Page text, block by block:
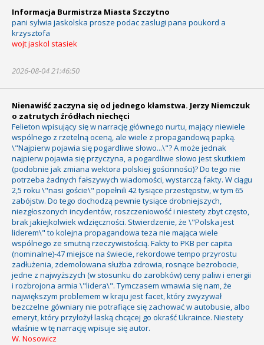
Informacja Burmistrza Miasta Szczytno
pani sylwia jaskolska prosze podac zaslugi pana poukord a
krzysztofa
wojt jaskol stasiek
2026-08-04 21:46:50
Nienawiść zaczyna się od jednego kłamstwa. Jerzy Niemczuk
o zatrutych źródłach niechęci
Felieton wpisujący się w narrację głównego nurtu, mający niewiele
wspólnego z rzetelną oceną, ale wiele z propagandową papką.
\"Najpierw pojawia się pogardliwe słowo...\"? A może jednak
najpierw pojawia się przyczyna, a pogardliwe słowo jest skutkiem
(podobnie jak zmiana wektora polskiej gościnności)? Do tego nie
potrzeba żadnych fałszywych wiadomości, wystarczą fakty. W ciągu
2,5 roku \"nasi goście\" popełnili 42 tysiące przestępstw, w tym 65
zabójstw. Do tego dochodzą pewnie tysiące drobniejszych,
niezgłoszonych incydentów, roszczeniowość i niestety zbyt często,
brak jakiejkolwiek wdzięczności. Stwierdzenie, że \"Polska jest
liderem\" to kolejna propagandowa teza nie mająca wiele
wspólnego ze smutną rzeczywistością. Fakty to PKB per capita
(nominalne)-47 miejsce na świecie, rekordowe tempo przyrostu
zadłużenia, zdemolowana służba zdrowia, rosnące bezrobocie,
jedne z najwyższych (w stosunku do zarobków) ceny paliw i energii
i rozbrojona armia \"lidera\". Tymczasem wmawia się nam, że
największym problemem w kraju jest facet, który zwyzywał
bezczelne gówniary nie potrafiące się zachować w autobusie, albo
emeryt, który przyłożył laską chcącej go okraść Ukraince. Niestety
właśnie w tę narrację wpisuje się autor.
W. Nosowicz